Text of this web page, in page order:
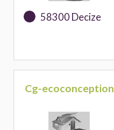
58300 Decize
Cg-ecoconception